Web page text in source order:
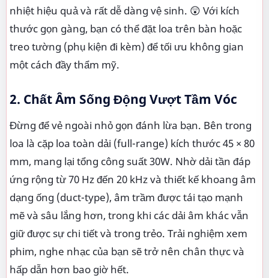
nhiệt hiệu quả và rất dễ dàng vệ sinh. 😲 Với kích
thước gọn gàng, bạn có thể đặt loa trên bàn hoặc
treo tường (phụ kiện đi kèm) để tối ưu không gian
một cách đầy thẩm mỹ.
2. Chất Âm Sống Động Vượt Tầm Vóc
Đừng để vẻ ngoài nhỏ gọn đánh lừa bạn. Bên trong
loa là cặp loa toàn dải (full-range) kích thước 45 × 80
mm, mang lại tổng công suất 30W. Nhờ dải tần đáp
ứng rộng từ 70 Hz đến 20 kHz và thiết kế khoang âm
dạng ống (duct-type), âm trầm được tái tạo mạnh
mẽ và sâu lắng hơn, trong khi các dải âm khác vẫn
giữ được sự chi tiết và trong trẻo. Trải nghiệm xem
phim, nghe nhạc của bạn sẽ trở nên chân thực và
hấp dẫn hơn bao giờ hết.